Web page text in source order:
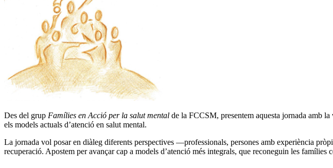
Des del grup Famílies en Acció per la salut mental de la FCCSM, presentem aquesta jornada amb
els models actuals d’atenció en salut mental.
La jornada vol posar en diàleg diferents perspectives —professionals, persones amb experiència
recuperació. Apostem per avançar cap a models d’atenció més integrals, que reconeguin les famílies